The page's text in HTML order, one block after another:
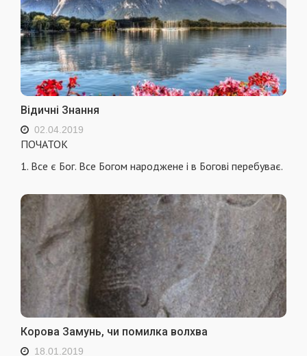
Відичні Знання
02.04.2019
ПОЧАТОК
1. Все є Бог. Все Богом народжене і в Богові перебуває.
Корова Замунь, чи помилка волхва
18.01.2019